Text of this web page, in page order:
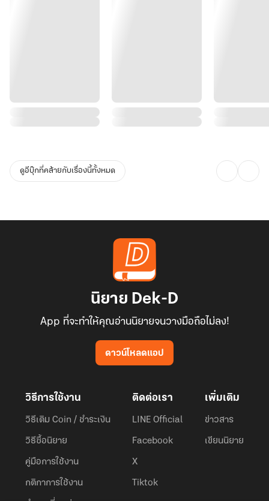
ดูอีบุ๊กที่คล้ายกับเรื่องนี้ทั้งหมด
นิยาย Dek-D
App ที่จะทำให้คุณอ่านนิยายจนวางมือถือไม่ลง!
ดาวน์โหลดแอป
วิธีการใช้งาน
วิธีเติม Coin / ชำระเงิน
วิธีซื้อนิยาย
คู่มือการใช้งาน
กติกาการใช้งาน
ติดต่อเรา
LINE Official
Facebook
X
Tiktok
เพิ่มเติม
ข่าวสาร
เขียนนิยาย